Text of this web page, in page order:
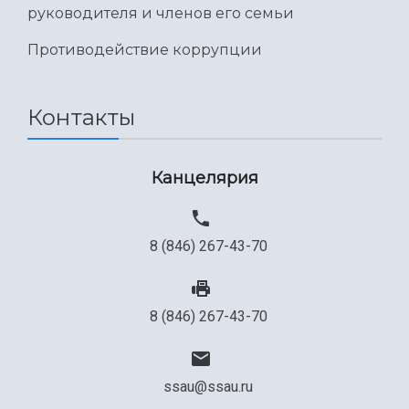
руководителя и членов его семьи
Противодействие коррупции
Контакты
Канцелярия
8 (846) 267-43-70
8 (846) 267-43-70
ssau@ssau.ru